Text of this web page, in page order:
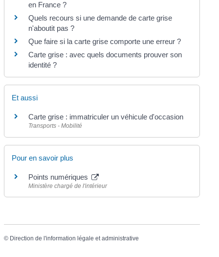
en France ?
Quels recours si une demande de carte grise
n'aboutit pas ?
Que faire si la carte grise comporte une erreur ?
Carte grise : avec quels documents prouver son
identité ?
Et aussi
Carte grise : immatriculer un véhicule d'occasion
Transports - Mobilité
Pour en savoir plus
Points numériques
Ministère chargé de l'intérieur
© Direction de l'information légale et administrative